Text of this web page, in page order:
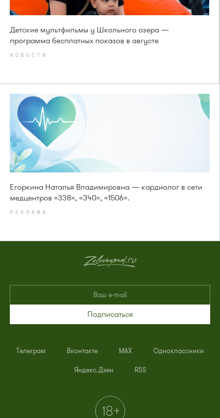
Детские мультфильмы у Школьного озера —
программа бесплатных показов в августе
НОВОСТИ
Егоркина Наталья Владимировна — кардиолог в сети
медцентров «338», «340», «1506».
РЕКЛАМА
Подписаться
Телеграм Вконтакте MAX Одноклассники
Яндекс.Дзен RSS